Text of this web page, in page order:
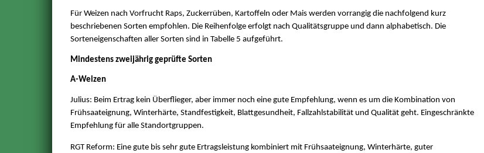
Für Weizen nach Vorfrucht Raps, Zuckerrüben, Kartoffeln oder Mais werden vorrangig die nachfolgend kurz
beschriebenen Sorten empfohlen. Die Reihenfolge erfolgt nach Qualitätsgruppe und dann alphabetisch. Die
Sorteneigenschaften aller Sorten sind in Tabelle 5 aufgeführt.
Mindestens zweijährig geprüfte Sorten
A-Weizen
Julius: Beim Ertrag kein Überflieger, aber immer noch eine gute Empfehlung, wenn es um die Kombination von
Frühsaateignung, Winterhärte, Standfestigkeit, Blattgesundheit, Fallzahlstabilität und Qualität geht. Eingeschränkte
Empfehlung für alle Standortgruppen.
RGT Reform: Eine gute bis sehr gute Ertragsleistung kombiniert mit Frühsaateignung, Winterhärte, guter